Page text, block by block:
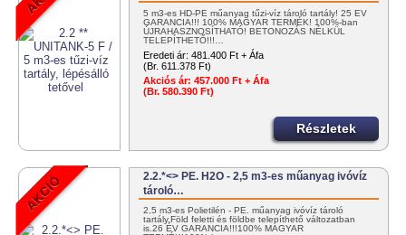
5 m3-es HD-PE műanyag tűzi-víz tároló tartály! 25 ÉV
GARANCIA!!! 100% MAGYAR TERMÉK! 100%-ban
ÚJRAHASZNOSÍTHATÓ! BETONOZÁS NÉLKÜL
TELEPÍTHETŐ!!!…
Eredeti ár: 481.400 Ft + Áfa
(Br. 611.378 Ft)
Akciós ár: 457.000 Ft + Áfa
(Br. 580.390 Ft)
Részletek
2.2.*<> PE. H2O - 2,5 m3-es műanyag ivóvíz
tároló…
2,5 m3-es Polietilén - PE. műanyag ivóvíz tároló
tartály.Föld feletti és földbe telepíthető változatban
is.26 ÉV GARANCIA!!!100% MAGYAR